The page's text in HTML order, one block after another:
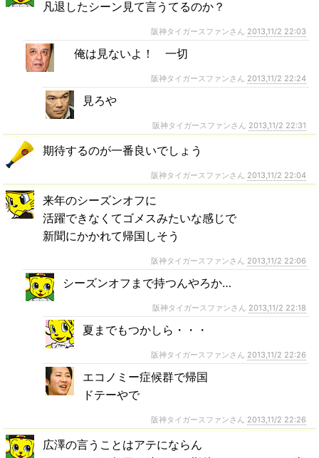
凡退したシーン見て言うてるのか？
阪神タイガースファンさん 2013,11/2 22:03
俺は見ないよ！ 一切
阪神タイガースファンさん 2013,11/2 22:24
見ろや
阪神タイガースファンさん 2013,11/2 22:31
期待するのが一番良いでしょう
阪神タイガースファンさん 2013,11/2 22:04
来年のシーズンオフに
活躍できなくてゴメスみたいな感じで
新聞にかかれて帰国しそう
阪神タイガースファンさん 2013,11/2 22:06
シーズンオフまで持つんやろか…
阪神タイガースファンさん 2013,11/2 22:18
夏までもつかしら・・・
阪神タイガースファンさん 2013,11/2 22:26
エコノミー症候群で帰国
ドテーやで
阪神タイガースファンさん 2013,11/2 22:26
広澤の言うことはアテにならん